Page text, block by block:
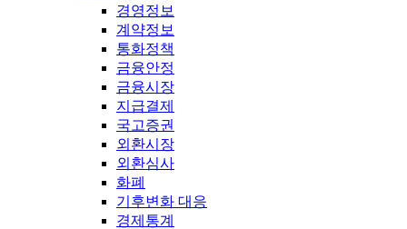
경영정보
계약정보
통화정책
금융안정
금융시장
지급결제
국고증권
외환시장
외환심사
화폐
기후변화 대응
경제통계